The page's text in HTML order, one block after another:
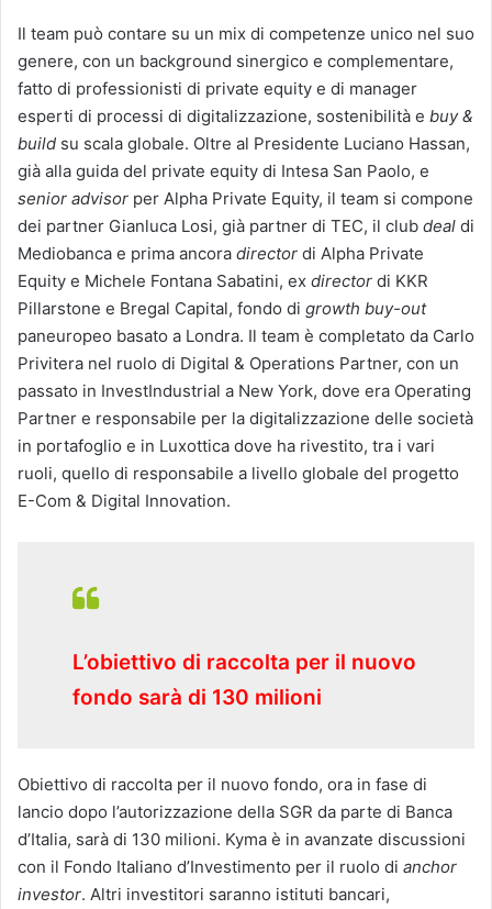
Il team può contare su un mix di competenze unico nel suo
genere, con un background sinergico e complementare,
fatto di professionisti di private equity e di manager
esperti di processi di digitalizzazione, sostenibilità e buy &
build su scala globale. Oltre al Presidente Luciano Hassan,
già alla guida del private equity di Intesa San Paolo, e
senior advisor per Alpha Private Equity, il team si compone
dei partner Gianluca Losi, già partner di TEC, il club deal di
Mediobanca e prima ancora director di Alpha Private
Equity e Michele Fontana Sabatini, ex director di KKR
Pillarstone e Bregal Capital, fondo di growth buy-out
paneuropeo basato a Londra. Il team è completato da Carlo
Privitera nel ruolo di Digital & Operations Partner, con un
passato in InvestIndustrial a New York, dove era Operating
Partner e responsabile per la digitalizzazione delle società
in portafoglio e in Luxottica dove ha rivestito, tra i vari
ruoli, quello di responsabile a livello globale del progetto
E-Com & Digital Innovation.
L’obiettivo di raccolta per il nuovo
fondo sarà di 130 milioni
Obiettivo di raccolta per il nuovo fondo, ora in fase di
lancio dopo l’autorizzazione della SGR da parte di Banca
d’Italia, sarà di 130 milioni. Kyma è in avanzate discussioni
con il Fondo Italiano d’Investimento per il ruolo di anchor
investor. Altri investitori saranno istituti bancari,